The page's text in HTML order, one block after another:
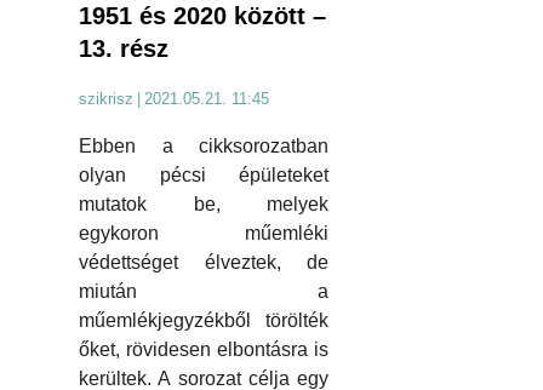
1951 és 2020 között –
13. rész
szikrisz 2021.05.21. 11:45
Ebben a cikksorozatban
olyan pécsi épületeket
mutatok be, melyek
egykoron műemléki
védettséget élveztek, de
miután a
műemlékjegyzékből törölték
őket, rövidesen elbontásra is
kerültek. A sorozat célja egy